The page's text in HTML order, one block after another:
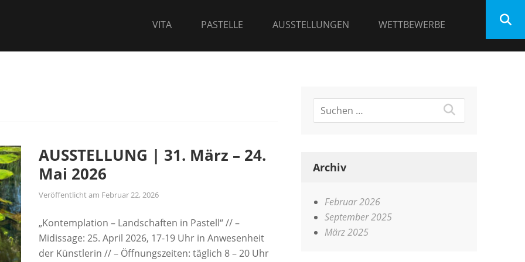
VITA PASTELLE AUSSTELLUNGEN WETTBEWERBE
AUSSTELLUNG | 31. März – 24.
Mai 2026
Veröffentlicht am Februar 22, 2026
„Kontemplation – Landschaften in Pastell“ // –
Midissage: 25. April 2026, 17-19 Uhr in Anwesenheit
der Künstlerin // – Öffnungszeiten: täglich 8 – 20 Uhr
Archiv
Februar 2026
September 2025
März 2025